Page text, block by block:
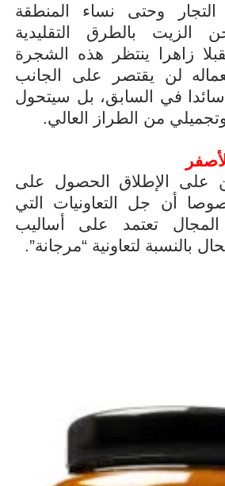
وحتى نساء المنطقة
الزيت بالطرق التقليدية
زاهرا ينتظر هذه الشجرة
لن يقتصر على الجانب
سائدا في السابق، بل سيتحول
من الطراز العالي.
على الإطلاق الحصول على
أن جل التعاونيات التي
تعتمد على أساليب
بالنسبة لتعاونية “مرجانة”.